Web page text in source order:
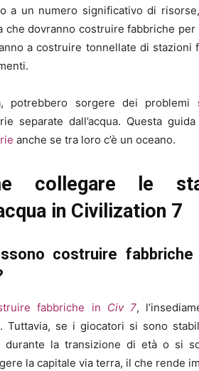
a un numero significativo di
che dovranno costruire fabbriche
a costruire tonnellate di
potrebbero sorgere dei
separate dall’acqua. Questa
anche se tra loro c’è un oceano.
collegare le
in Civilization 7
costruire
fabbriche in Civ 7,
Tuttavia, se i giocatori si sono
durante la transizione di età o si
la capitale via terra, il che rende